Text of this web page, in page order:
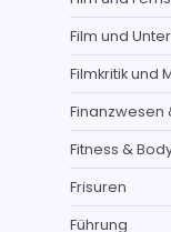
Film und
Filmkritik und
Finanzwesen
Fitness &
Frisuren
Führung